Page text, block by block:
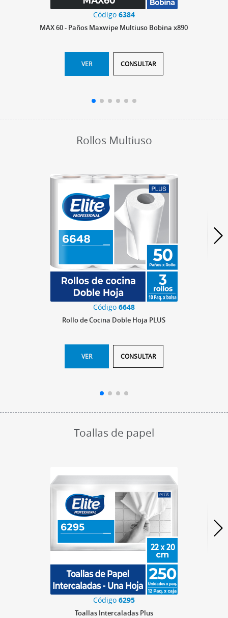
Código 6384
MAX 60 - Paños Maxwipe Multiuso Bobina x890
VER CONSULTAR
Rollos Multiuso
Código 6648
Rollo de Cocina Doble Hoja PLUS
VER CONSULTAR
Toallas de papel
Código 6295
Toallas Intercaladas Plus